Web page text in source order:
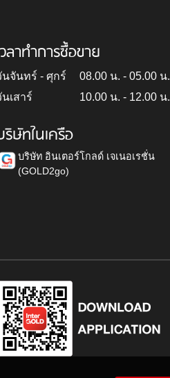
ลาทำการซื้อขาย
นจันทร์ - ศุกร์
08.00 น. - 05.00 น.
นเสาร์
10.00 น. - 12.00 น.
ษัทในเครือ
บริษัท อินเตอร์โกลด์ เจเนอเรชั่น
(GOLD2go)